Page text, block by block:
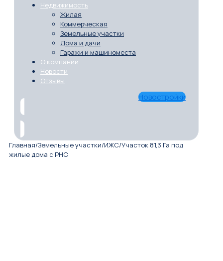
Недвижимость
Жилая
Коммерческая
Земельные участки
Дома и дачи
Гаражи и машиноместа
О компании
Новости
Отзывы
Новостройки
Главная/Земельные участки/ИЖС/Участок 81,3 Га под
жилые дома с РНС